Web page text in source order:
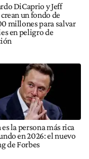
DiCaprio y Jeff
un fondo de
millones para salvar
en peligro de
la persona más rica
en 2026: el nuevo
de Forbes